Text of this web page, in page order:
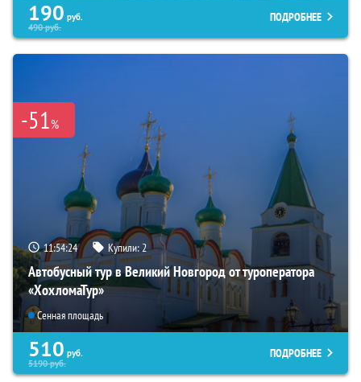
190 руб.
490руб.
ПОДРОБНЕЕ
-51%
11:54:23 Купили:2
Автобусный тур в Великий Новгород от туроператора
«ХохломаТур»
Сенная площадь
510 руб.
5190руб.
ПОДРОБНЕЕ